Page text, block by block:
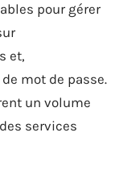
pour gérer
et,
mot de passe.
un volume
services